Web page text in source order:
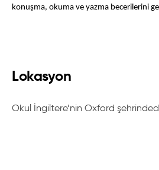
konuşma, okuma ve yazma becerilerini
Lokasyon
Okul İngiltere’nin Oxford